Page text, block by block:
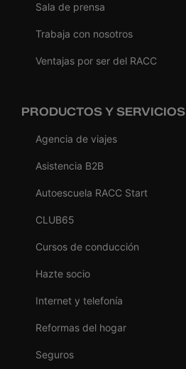
Sala de prensa
Trabaja con nosotros
Ventajas por ser del RACC
PRODUCTOS Y SERVICIOS
Agencia de viajes
Asistencia B2B
Autoescuela RACC Start
CLUB65
Cursos de conducción
Hazte socio
Internet y telefonía
Reformas del hogar
Seguros